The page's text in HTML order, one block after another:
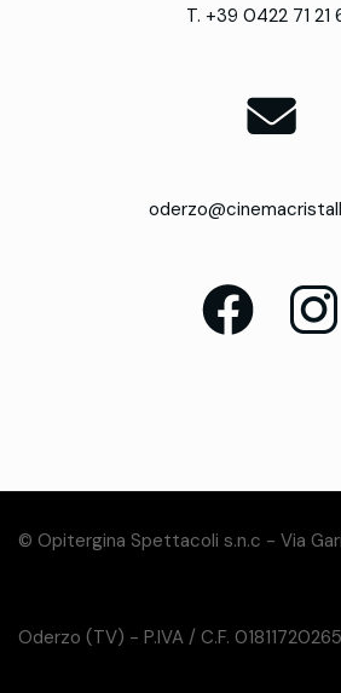
T. +39 0422 71 21
© Opitergina Spettacoli s.n.c - Via
Oderzo (TV) - P.IVA / C.F. 01811720265